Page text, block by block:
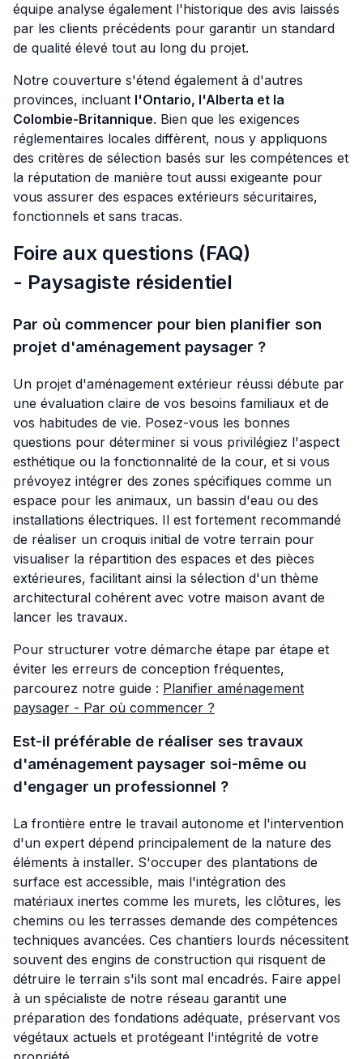
équipe analyse également l'historique des avis laissés
par les clients précédents pour garantir un standard
de qualité élevé tout au long du projet.
Notre couverture s'étend également à d'autres
provinces, incluant l'Ontario, l'Alberta et la
Colombie-Britannique. Bien que les exigences
réglementaires locales diffèrent, nous y appliquons
des critères de sélection basés sur les compétences et
la réputation de manière tout aussi exigeante pour
vous assurer des espaces extérieurs sécuritaires,
fonctionnels et sans tracas.
Foire aux questions (FAQ)
- Paysagiste résidentiel
Par où commencer pour bien planifier son
projet d'aménagement paysager ?
Un projet d'aménagement extérieur réussi débute par
une évaluation claire de vos besoins familiaux et de
vos habitudes de vie. Posez-vous les bonnes
questions pour déterminer si vous privilégiez l'aspect
esthétique ou la fonctionnalité de la cour, et si vous
prévoyez intégrer des zones spécifiques comme un
espace pour les animaux, un bassin d'eau ou des
installations électriques. Il est fortement recommandé
de réaliser un croquis initial de votre terrain pour
visualiser la répartition des espaces et des pièces
extérieures, facilitant ainsi la sélection d'un thème
architectural cohérent avec votre maison avant de
lancer les travaux.
Pour structurer votre démarche étape par étape et
éviter les erreurs de conception fréquentes,
parcourez notre guide : Planifier aménagement
paysager - Par où commencer ?
Est-il préférable de réaliser ses travaux
d'aménagement paysager soi-même ou
d'engager un professionnel ?
La frontière entre le travail autonome et l'intervention
d'un expert dépend principalement de la nature des
éléments à installer. S'occuper des plantations de
surface est accessible, mais l'intégration des
matériaux inertes comme les murets, les clôtures, les
chemins ou les terrasses demande des compétences
techniques avancées. Ces chantiers lourds nécessitent
souvent des engins de construction qui risquent de
détruire le terrain s'ils sont mal encadrés. Faire appel
à un spécialiste de notre réseau garantit une
préparation des fondations adéquate, préservant vos
végétaux actuels et protégeant l'intégrité de votre